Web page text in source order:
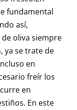
fundamental
así,
oliva siempre
ya se trate de
en
freír los
en
En este